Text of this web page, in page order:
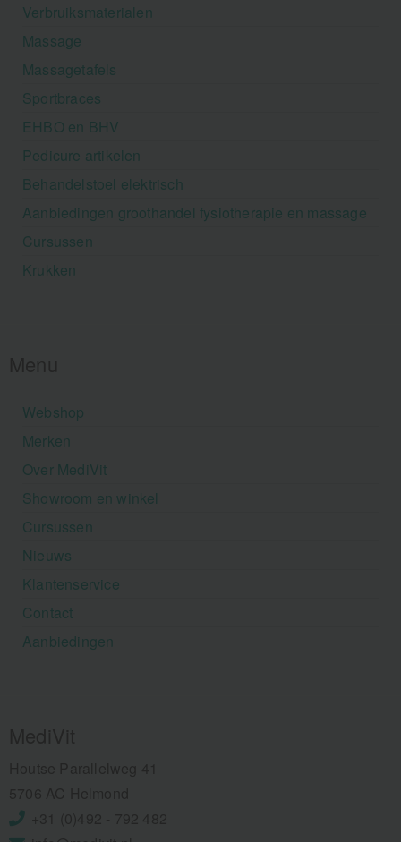
Verbruiksmaterialen
Massage
Massagetafels
Sportbraces
EHBO en BHV
Pedicure artikelen
Behandelstoel elektrisch
Aanbiedingen groothandel fysiotherapie en massage
Cursussen
Krukken
Webshop
Merken
Over MediVit
Showroom en winkel
Cursussen
Nieuws
Klantenservice
Contact
Aanbiedingen